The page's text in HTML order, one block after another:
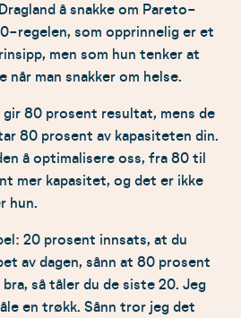
å snakke om Pareto-
regelen, som opprinnelig er et
men som hun tenker at
når man snakker om helse.
80 prosent resultat, mens de
80 prosent av kapasiteten din.
å optimalisere oss, fra 80 til
mer kapasitet, og det er ikke
hun.
20 prosent innsats, at du
av dagen, sånn at 80 prosent
så tåler du de siste 20. Jeg
en trøkk. Sånn tror jeg det